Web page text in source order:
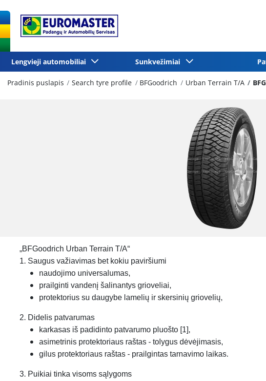
Lengvieji automobiliai Sunkvežimiai
Pradinis puslapis Search tyre profile BFGoodrich Urban Terrain T/A
„BFGoodrich Urban Terrain T/A“
1. Saugus važiavimas bet kokiu paviršiumi
naudojimo universalumas,
prailginti vandenį šalinantys grioveliai,
protektorius su daugybe lamelių ir skersinių griovelių,
2. Didelis patvarumas
karkasas iš padidinto patvarumo pluošto [1],
asimetrinis protektoriaus raštas - tolygus dėvėjimasis,
gilus protektoriaus raštas - prailgintas tarnavimo laikas.
3. Puikiai tinka visoms sąlygoms